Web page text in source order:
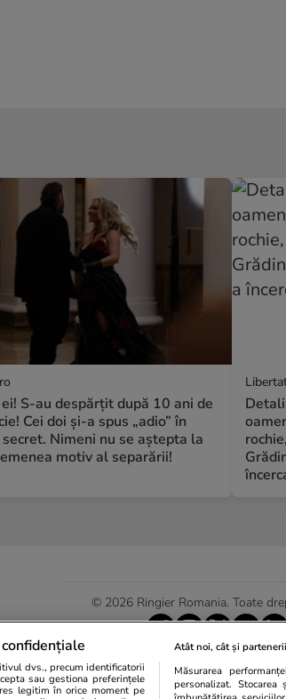
S-au despărțit după 10 ani de
Cei doi și-a spus „adio” în
Nimeni nu se aștepta la
motiv al separării!
© 2026 Ringier Romania. Toate
Actualizare preferințe
dvs., precum identificatorii
sau gestiona preferințele
legitim în orice moment pe
Atât noi, cât și
Măsurarea
personalizat.